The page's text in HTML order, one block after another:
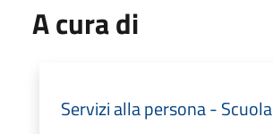
A cura di
Servizi alla persona - Scuola